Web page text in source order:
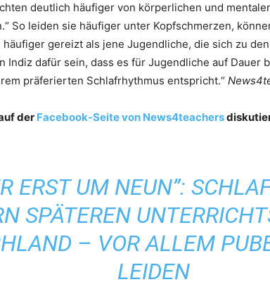
deutlich häufiger von körperlichen und
So leiden sie häufiger unter Kopfschmerzen,
gereizt als jene Jugendliche, die sich zu
Indiz dafür sein, dass es für Jugendliche auf Dauer
präferierten Schlafrhythmus entspricht.“
der Facebook-Seite von News4teachers
ERST UM NEUN”:
SPÄTEREN
– VOR ALLEM
LEIDEN